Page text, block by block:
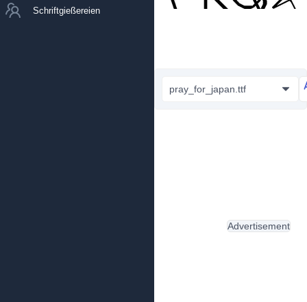
Schriftgießereien
pray_for_japan.ttf
Advertisement